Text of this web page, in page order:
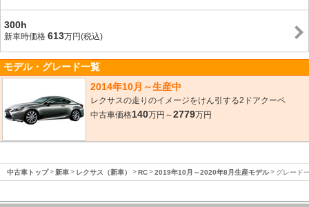
300h
新車時価格 613万円(税込)
モデル・グレード一覧
2014年10月～生産中
レクサスの走りのイメージをけん引する2ドアクーペ
中古車価格140万円～2779万円
中古車トップ 新車 レクサス（新車） RC 2019年10月～2020年8月生産モデル グレード